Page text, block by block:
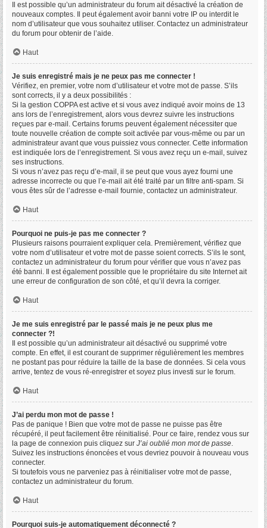
Il est possible qu’un administrateur du forum ait désactivé la création de
nouveaux comptes. Il peut également avoir banni votre IP ou interdit le
nom d’utilisateur que vous souhaitez utiliser. Contactez un administrateur
du forum pour obtenir de l’aide.
Haut
Je suis enregistré mais je ne peux pas me connecter !
Vérifiez, en premier, votre nom d’utilisateur et votre mot de passe. S’ils
sont corrects, il y a deux possibilités :
Si la gestion COPPA est active et si vous avez indiqué avoir moins de 13
ans lors de l’enregistrement, alors vous devrez suivre les instructions
reçues par e-mail. Certains forums peuvent également nécessiter que
toute nouvelle création de compte soit activée par vous-même ou par un
administrateur avant que vous puissiez vous connecter. Cette information
est indiquée lors de l’enregistrement. Si vous avez reçu un e-mail, suivez
ses instructions.
Si vous n’avez pas reçu d’e-mail, il se peut que vous ayez fourni une
adresse incorrecte ou que l’e-mail ait été traité par un filtre anti-spam. Si
vous êtes sûr de l’adresse e-mail fournie, contactez un administrateur.
Haut
Pourquoi ne puis-je pas me connecter ?
Plusieurs raisons pourraient expliquer cela. Premièrement, vérifiez que
votre nom d’utilisateur et votre mot de passe soient corrects. S’ils le sont,
contactez un administrateur du forum pour vérifier que vous n’avez pas
été banni. Il est également possible que le propriétaire du site Internet ait
une erreur de configuration de son côté, et qu’il devra la corriger.
Haut
Je me suis enregistré par le passé mais je ne peux plus me
connecter ?!
Il est possible qu’un administrateur ait désactivé ou supprimé votre
compte. En effet, il est courant de supprimer régulièrement les membres
ne postant pas pour réduire la taille de la base de données. Si cela vous
arrive, tentez de vous ré-enregistrer et soyez plus investi sur le forum.
Haut
J’ai perdu mon mot de passe !
Pas de panique ! Bien que votre mot de passe ne puisse pas être
récupéré, il peut facilement être réinitialisé. Pour ce faire, rendez vous sur
la page de connexion puis cliquez sur J’ai oublié mon mot de passe.
Suivez les instructions énoncées et vous devriez pouvoir à nouveau vous
connecter.
Si toutefois vous ne parveniez pas à réinitialiser votre mot de passe,
contactez un administrateur du forum.
Haut
Pourquoi suis-je automatiquement déconnecté ?